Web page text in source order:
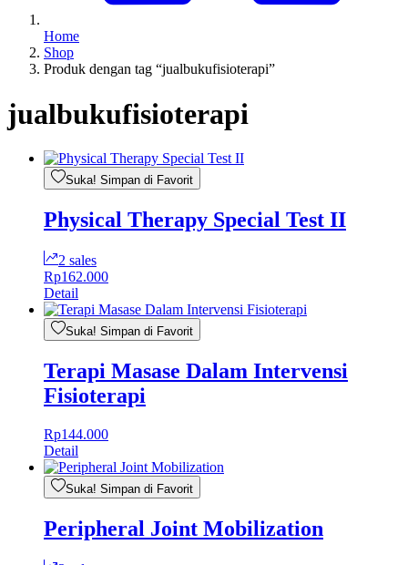
Home
Shop
Produk dengan tag “jualbukufisioterapi”
jualbukufisioterapi
Suka! Simpan di Favorit
Physical Therapy Special Test II
2 sales
Rp162.000
Detail
Suka! Simpan di Favorit
Terapi Masase Dalam Intervensi
Fisioterapi
Rp144.000
Detail
Suka! Simpan di Favorit
Peripheral Joint Mobilization